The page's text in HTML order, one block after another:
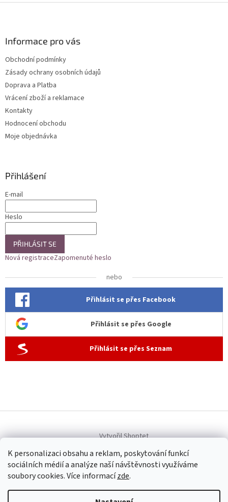
K personalizaci obsahu a reklam, poskytování funkcí
sociálních médií a analýze naší návštěvnosti využíváme
soubory cookies. Více informacízde.
Informace pro vás
Obchodní podmínky
Zásady ochrany osobních údajů
Doprava a Platba
Vrácení zboží a reklamace
Kontakty
Hodnocení obchodu
Moje objednávka
Přihlášení
E-mail
Heslo
PŘIHLÁSIT SE
Nová registraceZapomenuté heslo
nebo
Přihlásit se přes Facebook
Přihlásit se přes Google
Přihlásit se přes Seznam
Vytvořil Shoptet
Copyright 2026 Allen dámská móda. Všechna práva vyhrazena.
Upravit nastavení cookies